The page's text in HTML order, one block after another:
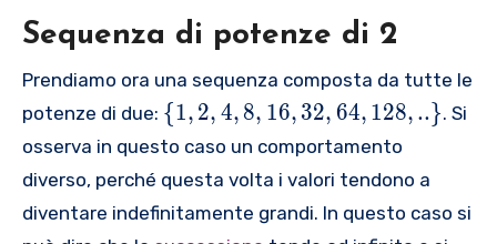
\
i
g
h
t
]
a
{
1
}
{
2
}
0
}
=
0
}
=
\
fr
a
{
2
}
}
=
\
fr
a
{
_
n
}
}
\
t
o
d
se
t
{
\
t
Sequenza di potenze di 2
Prendiamo ora una sequenza composta da tutte le
potenze di due: \
l
e
f
t
{1, 2, 4, 8, 16, 32, 64, 128, ..}. Si
osserva in questo caso un comportamento
diverso, perché questa volta i valori tendono a
diventare indefinitamente grandi. In questo caso si